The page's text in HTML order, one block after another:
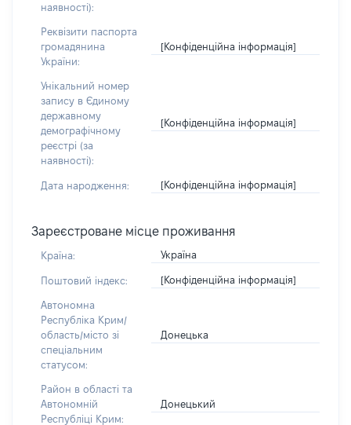
наявності):
Реквізити паспорта
громадянина
України:
[Конфіденційна інформація]
Унікальний номер
запису в Єдиному
державному
демографічному
реєстрі (за
наявності):
[Конфіденційна інформація]
Дата народження: [Конфіденційна інформація]
Зареєстроване місце проживання
Країна: Україна
Поштовий індекс: [Конфіденційна інформація]
Автономна
Республіка Крим/
область/місто зі
спеціальним
статусом:
Донецька
Район в області та
Автономній
Республіці Крим:
Донецький